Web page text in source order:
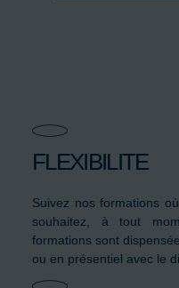
FLEXIBILITE
Suivez nos formations
souhaitez, à tout
formations sont
ou en présentiel avec le